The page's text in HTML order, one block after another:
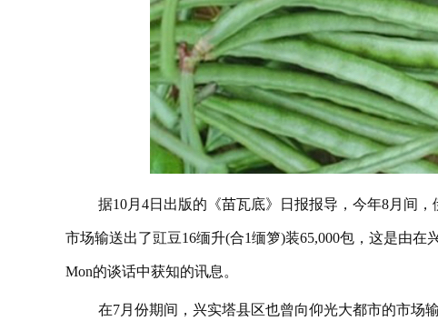
据10月4日出版的《苗瓦底》日报报导，今年8月间
市场输送出了豇豆16缅升(合1缅箩)装65,000包，这是由在
Mon的谈话中获知的讯息。
在7月份期间，兴实塔县区也曾向仰光大都市的市场